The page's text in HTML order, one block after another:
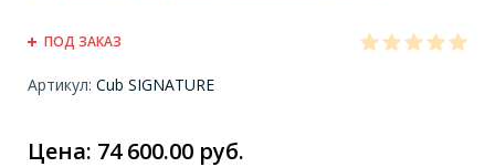
ПОД ЗАКАЗ
Артикул: Cub SIGNATURE
Цена: 74 600.00 руб.